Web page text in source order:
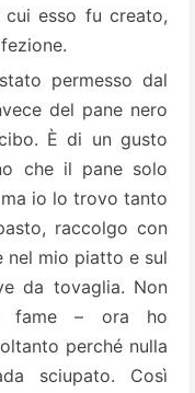
cui esso fu creato,
permesso dal
del pane nero
È di un gusto
che il pane solo
io lo trovo tanto
raccolgo con
nel mio piatto e sul
da tovaglia. Non
fame – ora ho
perché nulla
sciupato. Così